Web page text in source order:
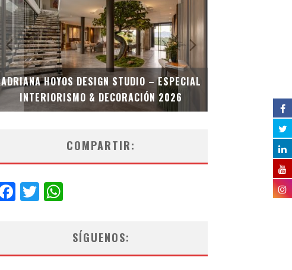
ADRIANA HOYOS DESIGN STUDIO – ESPECIAL
INTERIORISMO & DECORACIÓN 2026
COMPARTIR:
Facebook
Twitter
SÍGUENOS: